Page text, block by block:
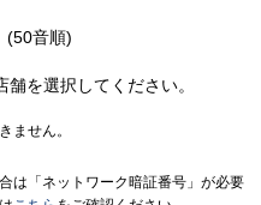
(50音順)
を選択してください。
ません。
は「ネットワーク暗証番号」が必要